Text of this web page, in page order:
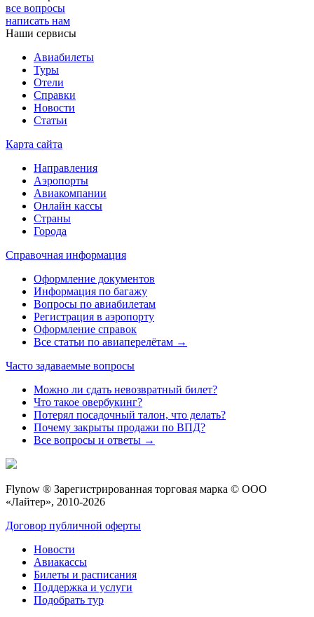
все вопросы
написать нам
Наши сервисы
Авиабилеты
Туры
Отели
Справки
Новости
Статьи
Карта сайта
Направления
Аэропорты
Авиакомпании
Онлайн кассы
Страны
Города
Справочная информация
Оформление документов
Информация по багажу
Вопросы по авиабилетам
Регистрация в аэропорту
Оформление справок
Все статьи по авиаперелётам →
Часто задаваемые вопросы
Можно ли сдать невозвратный билет?
Что такое овербукинг?
Потерял посадочный талон, что делать?
Почему закрыты продажи по ВПД?
Все вопросы и ответы →
Flynow ® Зарегистрированная торговая марка © ООО
«Лайтер», 2010-2026
Договор публичной оферты
Новости
Авиакассы
Билеты и расписания
Поддержка и услуги
Подобрать тур